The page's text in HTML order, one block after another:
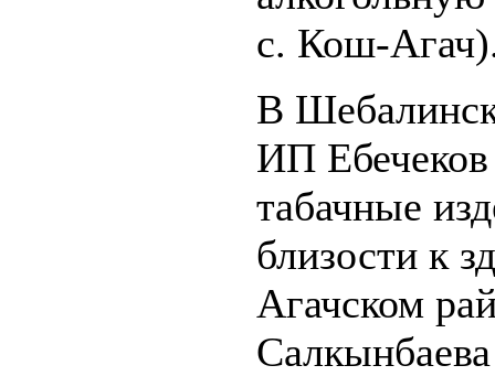
с. Кош-
В
ИП
табачные
близости к
Агачском